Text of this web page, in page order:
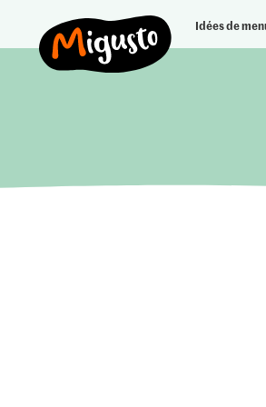
Idées de